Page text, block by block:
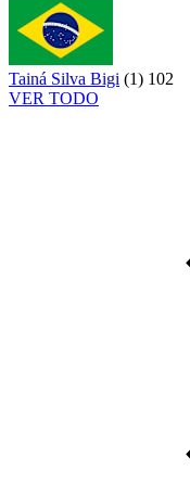
Tainá Silva Bigi (1) 102
VER TODO